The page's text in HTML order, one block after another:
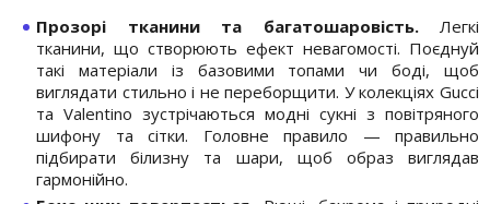
Прозорі тканини та багатошаровість.Легкі
тканини, що створюють ефект невагомості. Поєднуй
такі матеріали із базовими топами чи боді, щоб
виглядати стильно і не переборщити. У колекціях Gucci
та Valentino зустрічаються модні сукні з повітряного
шифону та сітки. Головне правило — правильно
підбирати білизну та шари, щоб образ виглядав
гармонійно.